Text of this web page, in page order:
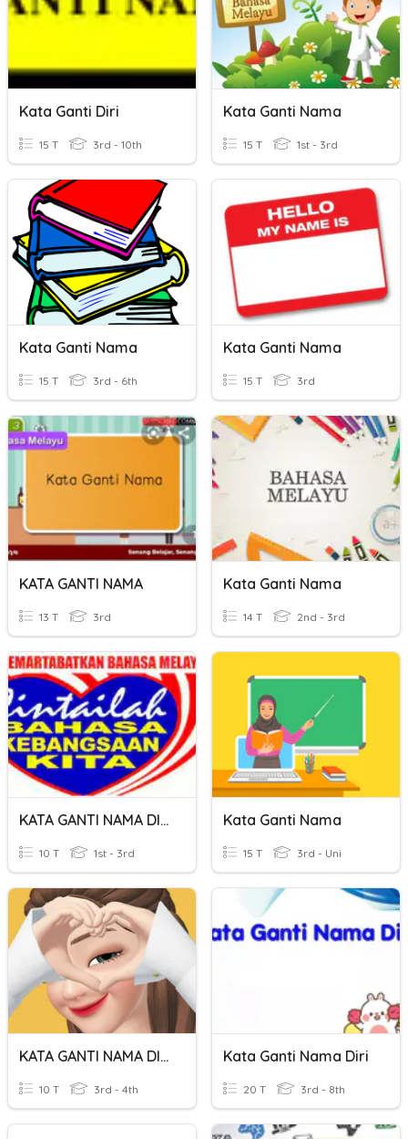
Kata Ganti Diri
15 T 3rd - 10th
Kata Ganti Nama
15 T 1st - 3rd
Kata Ganti Nama
15 T 3rd - 6th
Kata Ganti Nama
15 T 3rd
KATA GANTI NAMA
13 T 3rd
Kata Ganti Nama
14 T 2nd - 3rd
KATA GANTI NAMA DIRI
10 T 1st - 3rd
Kata Ganti Nama
15 T 3rd - Uni
KATA GANTI NAMA DIRI
10 T 3rd - 4th
Kata Ganti Nama Diri
20 T 3rd - 8th